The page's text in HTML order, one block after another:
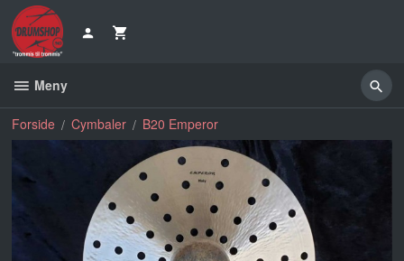
innholdet
Meny
Forside Cymbaler B20 Emperor